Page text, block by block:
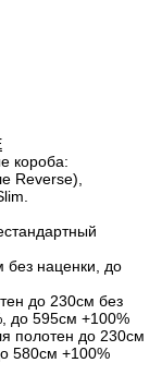
короба:
Reverse),
без наценки, до
до 230см без
до 595см +100%
полотен до 230см
580см +100%